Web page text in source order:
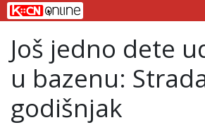
Još jedno dete
u bazenu:
godišnjak